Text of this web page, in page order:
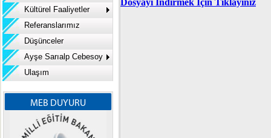
Kültürel Faaliyetler
Referanslarımız
Düşünceler
Ayşe Sarıalp Cebesoy
Ulaşım
MEB DUYURU
Dosyayı İndirmek İçin Tıklayınız